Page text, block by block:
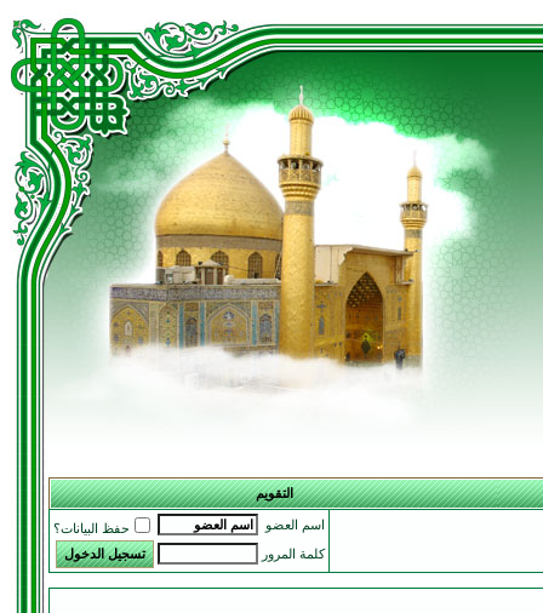
التقويم
اسم العضو
حفظ البيانات؟
كلمة المرور